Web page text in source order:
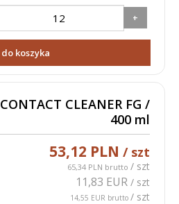
+
do koszyka
CONTACT CLEANER FG /
400 ml
53,12 PLN/ szt
65,34 PLN brutto/ szt
11,83 EUR/ szt
14,55 EUR brutto/ szt